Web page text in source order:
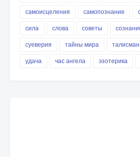
самоисцеления
самопознание
сила
слова советы
суеверия
тайны мира талисман
удача
час ангела эзотерика